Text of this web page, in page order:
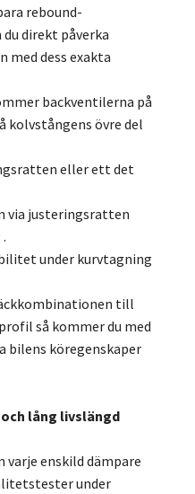
rebound-
direkt påverka
dess exakta
backventilerna på
kolvstångens övre del
eller ett det
via justeringsratten
under kurvtagning
till
så kommer du med
bilens köregenskaper
lång livslängd
varje enskild dämpare
under